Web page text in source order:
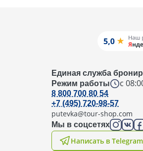
Единая служба
Режим работы
с
8 800 700 80 54
+7 (495) 720-98-57
putevka@tour-shop.com
Мы в соцсетях
Написать в Telegram